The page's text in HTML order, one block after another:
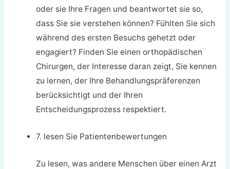
oder sie Ihre Fragen und beantwortet sie so,
dass Sie sie verstehen können? Fühlten Sie sich
während des ersten Besuchs gehetzt oder
engagiert? Finden Sie einen orthopädischen
Chirurgen, der Interesse daran zeigt, Sie kennen
zu lernen, der Ihre Behandlungspräferenzen
berücksichtigt und der Ihren
Entscheidungsprozess respektiert.
7. lesen Sie Patientenbewertungen
Zu lesen, was andere Menschen über einen Arzt